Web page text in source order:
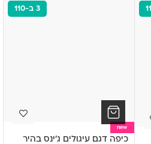
3 ב-110
new
כיפה דגם עיגולים ג'ינס בהיר